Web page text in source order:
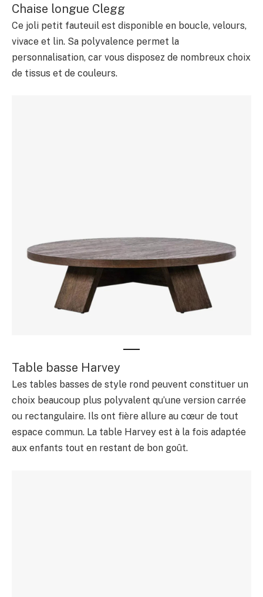
Chaise longue Clegg
Ce joli petit fauteuil est disponible en boucle, velours,
vivace et lin. Sa polyvalence permet la
personnalisation, car vous disposez de nombreux choix
de tissus et de couleurs.
Table basse Harvey
Les tables basses de style rond peuvent constituer un
choix beaucoup plus polyvalent qu’une version carrée
ou rectangulaire. Ils ont fière allure au cœur de tout
espace commun. La table Harvey est à la fois adaptée
aux enfants tout en restant de bon goût.